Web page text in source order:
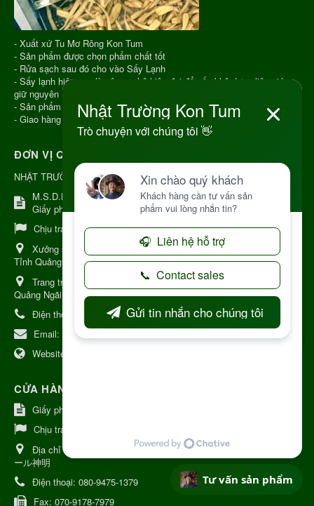
- Xuất xứ Tu Mơ Rông Kon Tum
- Sản phẩm được chọn phẩm chất tốt
- Rửa sạch sau đó cho vào Sấy Lạnh
- Sấy lạnh hiện nay là công nghệ hiện đại để sấy khô dược liệu giúp
giữ nguyên màu sắc, hương vị, chất lượng
- Sản phẩm hút chân không
- Giao hàng COD toàn quốc
ĐƠN VỊ QUẢN LÝ
NHẬT TRƯỜNG KON TUM
M.S.D.N: 8344254367, Cấp tại Kon Tum.
Giấy phép số: Số 38A.8009409/HKD
Chịu trách nhiệm:Chủ cơ sở Nguyễn Nhật Trường
Xưởng sản xuất:
34 Lý Thường Kiệt, Tổ 6, Phường Kon Tum,
Tỉnh Quảng Ngải
Trang trại Dược Liệu Hữu Cơ: Khu 37 Hộ Xã Măng Đen Tỉnh
Quảng Ngãi
Điện thoại:
+84 906968923
Email:
kinhdoanh@nhattruongkontum.com
Website:
CỬA HÀNG GIỚI THIỆU TẠI NHẬT BẢN
Giấy phép số: 080-9475-1379
Chịu trách nhiệm:
Địa chỉ Nhật Bản:
日本 愛知県刈谷市神明町6丁目308番地 ファミ
ール神明
Điện thoại: 080-9475-1379
Fax: 070-9178-7979
Tư vấn sản phẩm